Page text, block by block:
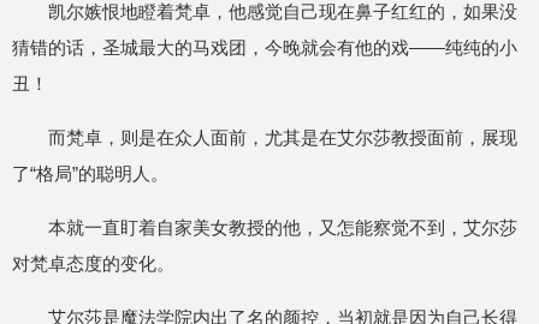
凯尔嫉恨地瞪着梵卓，他感觉自己现在鼻子红红的，如果没
猜错的话，圣城最大的马戏团，今晚就会有他的戏——纯纯的小
丑！
而梵卓，则是在众人面前，尤其是在艾尔莎教授面前，展现
了“格局”的聪明人。
本就一直盯着自家美女教授的他，又怎能察觉不到，艾尔莎
对梵卓态度的变化。
艾尔莎是魔法学院内出了名的颜控，当初就是因为自己长得